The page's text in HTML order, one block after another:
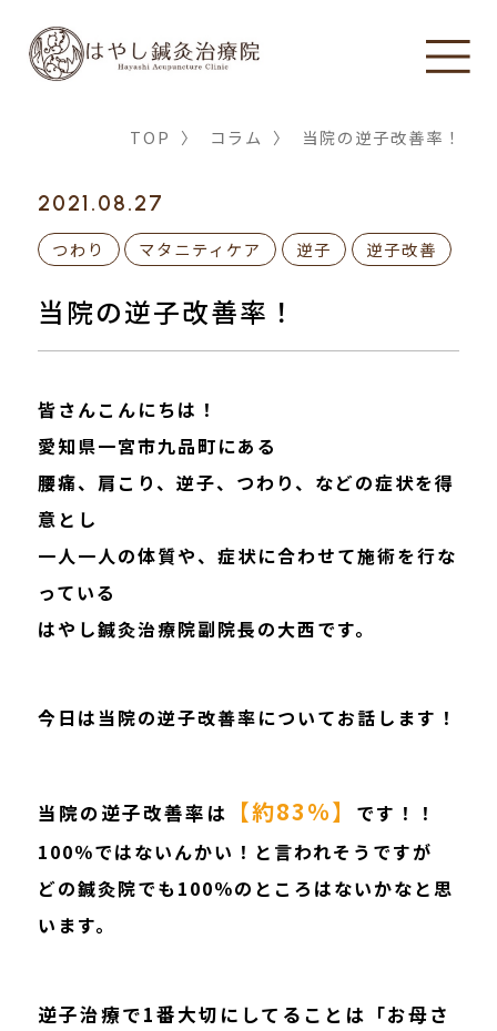
TOP 〉 コラム 〉 当院の逆子改善率！
2021.08.27
つわり マタニティケア 逆子 逆子改善
当院の逆子改善率！
皆さんこんにちは！
愛知県一宮市九品町にある
腰痛、肩こり、逆子、つわり、などの症状を得
意とし
一人一人の体質や、症状に合わせて施術を行な
っている
はやし鍼灸治療院副院長の大西です。
今日は当院の逆子改善率についてお話します！
当院の逆子改善率は 【約83％】
です！！
100％ではないんかい！と言われそうですが
どの鍼灸院でも100％のところはないかなと思
います。
逆子治療で1番大切にしてることは「お母さ